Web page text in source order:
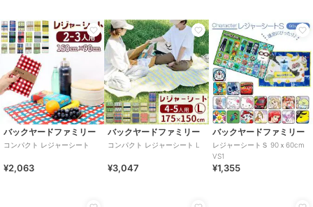
バックヤードファミリー
コンパクト レジャーシート
¥2,063
バックヤードファミリー
コンパクト レジャーシート L
¥3,047
バックヤードファミリー
レジャーシートＳ 90ｘ60cm
VS1
¥1,355